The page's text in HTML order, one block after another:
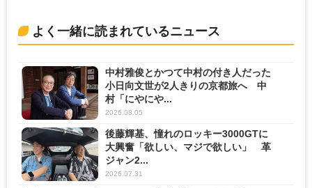
よく一緒に読まれているニュース
中村雅俊とかつて中村の付き人だった
小日向文世が2人きりの京都旅へ 中
村「にやにや...
2026.08.05
後藤輝基、憧れのロッキー3000GTに
大興奮「欲しい、マジで欲しい」 革
ジャン2...
2026.07.31